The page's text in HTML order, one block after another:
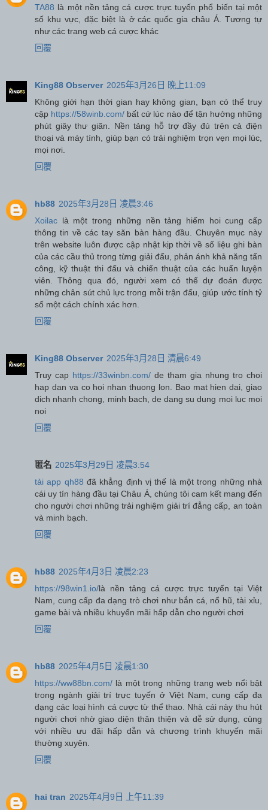
TA88 là một nền tảng cá cược trực tuyến phổ biến tại một
số khu vực, đặc biệt là ở các quốc gia châu Á. Tương tự
như các trang web cá cược khác
回覆
King88 Observer 2025年3月26日 晚上11:09
Không giới hạn thời gian hay không gian, bạn có thể truy
cập https://58winb.com/ bất cứ lúc nào để tận hưởng những
phút giây thư giãn. Nền tảng hỗ trợ đầy đủ trên cả điện
thoại và máy tính, giúp bạn có trải nghiệm trọn vẹn mọi lúc,
mọi nơi.
回覆
hb88 2025年3月28日 凌晨3:46
Xoilac là một trong những nền tảng hiếm hoi cung cấp
thông tin về các tay săn bàn hàng đầu. Chuyên mục này
trên website luôn được cập nhật kịp thời về số liệu ghi bàn
của các cầu thủ trong từng giải đấu, phản ánh khả năng tấn
công, kỹ thuật thi đấu và chiến thuật của các huấn luyện
viên. Thông qua đó, người xem có thể dự đoán được
những chân sút chủ lực trong mỗi trận đấu, giúp ước tính tỷ
số một cách chính xác hơn.
回覆
King88 Observer 2025年3月28日 清晨6:49
Truy cap https://33winbn.com/ de tham gia nhung tro choi
hap dan va co hoi nhan thuong lon. Bao mat hien dai, giao
dich nhanh chong, minh bach, de dang su dung moi luc moi
noi
回覆
匿名 2025年3月29日 凌晨3:54
tải app qh88 đã khẳng định vị thế là một trong những nhà
cái uy tín hàng đầu tại Châu Á, chúng tôi cam kết mang đến
cho người chơi những trải nghiệm giải trí đẳng cấp, an toàn
và minh bạch.
回覆
hb88 2025年4月3日 凌晨2:23
https://98win1.io/là nền tảng cá cược trực tuyến tại Việt
Nam, cung cấp đa dạng trò chơi như bắn cá, nổ hũ, tài xỉu,
game bài và nhiều khuyến mãi hấp dẫn cho người chơi
回覆
hb88 2025年4月5日 凌晨1:30
https://ww88bn.com/ là một trong những trang web nổi bật
trong ngành giải trí trực tuyến ở Việt Nam, cung cấp đa
dạng các loại hình cá cược từ thể thao. Nhà cái này thu hút
người chơi nhờ giao diện thân thiện và dễ sử dụng, cùng
với nhiều ưu đãi hấp dẫn và chương trình khuyến mãi
thường xuyên.
回覆
hai tran 2025年4月9日 上午11:39